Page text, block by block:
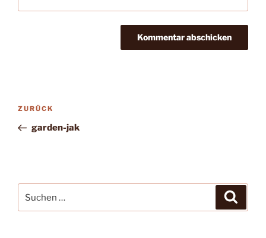
Beitragsnavigation
Vorheriger
Beitrag
ZURÜCK
garden-jak
nach: